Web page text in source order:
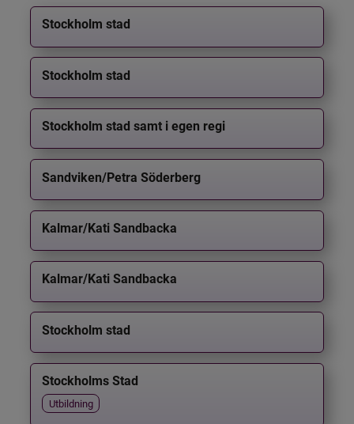
Stockholm stad
Stockholm stad
Stockholm stad samt i egen regi
Sandviken/Petra Söderberg
Kalmar/Kati Sandbacka
Kalmar/Kati Sandbacka
Stockholm stad
Stockholms Stad
Utbildning